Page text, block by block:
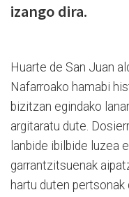
izango dira.
Huarte de San Juan
Nafarroako hamabi
bizitzan egindako
argitaratu dute.
lanbide ibilbide luzea
garrantzitsuenak
hartu duten